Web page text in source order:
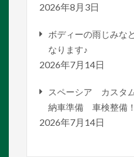
2026年8月3日
ボディーの雨じみな
なります♪
2026年7月14日
スペーシア カスタ
納車準備 車検整備
2026年7月14日